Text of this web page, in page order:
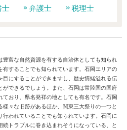
士 弁護士 税理士
富な自然資源を有する自治体としても知られ
することでも知られています。石岡エリアの
にすることができますし、歴史情緒溢れる伝
できるでしょう。また、石岡は常陸国の国府
おり、県名発祥の地としても有名です。石岡
々な旧跡があるほか、関東三大祭りの一つと
行われていることでも知られています。石岡に
トラブルに巻き込まれそうになっている、と